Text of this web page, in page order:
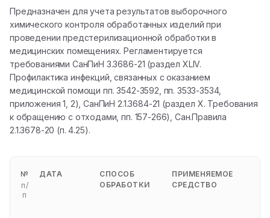
Предназначен для учета результатов выборочного
химического контроля обработанных изделий при
проведении предстерилизационной обработки в
медицинских помещениях. Регламентируется
требованиями СанПиН 3.3686-21 (раздел XLIV.
Профилактика инфекций, связанных с оказанием
медицинской помощи пп. 3542-3592, пп. 3533-3534,
приложения 1, 2), СанПиН 2.1.3684-21 (раздел X. Требования
к обращению с отходами, пп. 157-266), Сан.Правила
2.1.3678-20 (п. 4.25).
№
п/
п
ДАТА
СПОСОБ
ОБРАБОТКИ
ПРИМЕНЯЕМОЕ
СРЕДСТВО